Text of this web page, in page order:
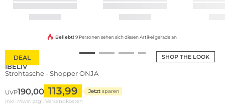
SHOP THE LOOK
DEAL
Beliebt! 9 Personen sehen sich diesen Artikel gerade an
IBELIV
Strohtasche - Shopper ONJA
UVP190,00 113,99 Jetzt sparen
inkl. Mwst zzgl. Versandkosten